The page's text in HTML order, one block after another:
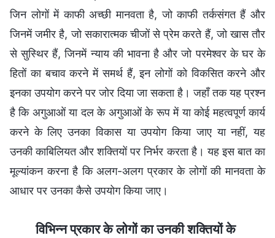
जिन लोगों में काफी अच्छी मानवता है, जो काफी तर्कसंगत हैं और
जिनमें जमीर है, जो सकारात्मक चीजों से प्रेम करते हैं, जो खास तौर
से सुस्थिर हैं, जिनमें न्याय की भावना है और जो परमेश्वर के घर के
हितों का बचाव करने में समर्थ हैं, इन लोगों को विकसित करने और
इनका उपयोग करने पर जोर दिया जा सकता है। जहाँ तक यह प्रश्न
है कि अगुआओं या दल के अगुआओं के रूप में या कोई महत्वपूर्ण कार्य
करने के लिए उनका विकास या उपयोग किया जाए या नहीं, यह
उनकी काबिलियत और शक्तियों पर निर्भर करता है। यह इस बात का
मूल्यांकन करना है कि अलग-अलग प्रकार के लोगों की मानवता के
आधार पर उनका कैसे उपयोग किया जाए।
विभिन्न प्रकार के लोगों का उनकी शक्तियों के